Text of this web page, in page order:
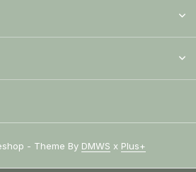
- Theme By DMWS x Plus+